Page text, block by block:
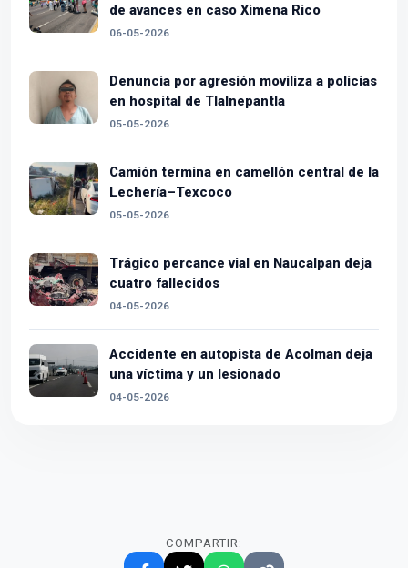
de avances en caso Ximena Rico
06-05-2026
Denuncia por agresión moviliza a policías
en hospital de Tlalnepantla
05-05-2026
Camión termina en camellón central de la
Lechería–Texcoco
05-05-2026
Trágico percance vial en Naucalpan deja
cuatro fallecidos
04-05-2026
Accidente en autopista de Acolman deja
una víctima y un lesionado
04-05-2026
COMPARTIR: